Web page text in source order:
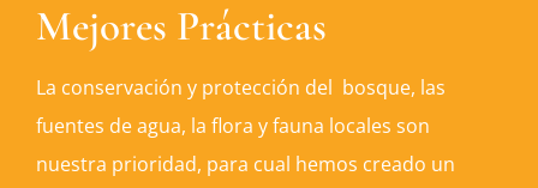
Mejores Prácticas
La conservación y protección del bosque, las
fuentes de agua, la flora y fauna locales son
nuestra prioridad, para cual hemos creado un